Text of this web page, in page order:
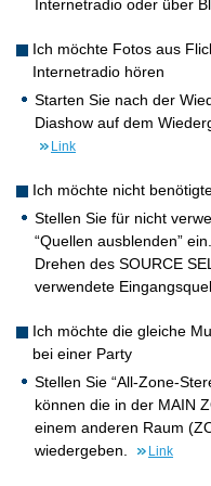
Internetradio oder über
Ich möchte Fotos aus
Internetradio hören
Starten Sie nach der
Diashow auf dem
Link
Ich möchte nicht
Stellen Sie für nicht
“Quellen ausblenden”
Drehen des SOURCE
verwendete
Ich möchte die gleiche
bei einer Party
Stellen Sie “All-Zone-
können die in der MAIN
einem anderen Raum
wiedergeben.
Link